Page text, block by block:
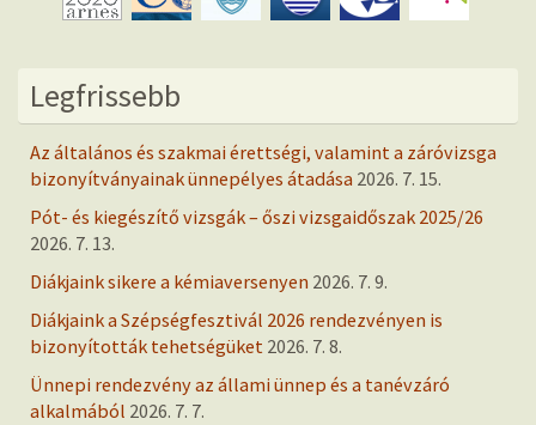
Legfrissebb
Az általános és szakmai érettségi, valamint a záróvizsga
bizonyítványainak ünnepélyes átadása 2026. 7. 15.
Pót- és kiegészítő vizsgák – őszi vizsgaidőszak 2025/26
2026. 7. 13.
Diákjaink sikere a kémiaversenyen 2026. 7. 9.
Diákjaink a Szépségfesztivál 2026 rendezvényen is
bizonyították tehetségüket 2026. 7. 8.
Ünnepi rendezvény az állami ünnep és a tanévzáró
alkalmából 2026. 7. 7.